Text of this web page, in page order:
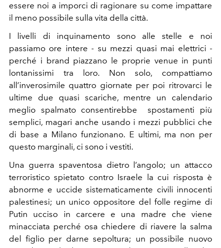
essere noi a imporci di ragionare su come impattare
il meno possibile sulla vita della città.
I livelli di inquinamento sono alle stelle e noi
passiamo ore intere - su mezzi quasi mai elettrici -
perché i brand piazzano le proprie venue in punti
lontanissimi tra loro. Non solo, compattiamo
all’inverosimile quattro giornate per poi ritrovarci le
ultime due quasi scariche, mentre un calendario
meglio spalmato consentirebbe spostamenti più
semplici, magari anche usando i mezzi pubblici che
di base a Milano funzionano. E ultimi, ma non per
questo marginali, ci sono i vestiti.
Una guerra spaventosa dietro l’angolo; un attacco
terroristico spietato contro Israele la cui risposta è
abnorme e uccide sistematicamente civili innocenti
palestinesi; un unico oppositore del folle regime di
Putin ucciso in carcere e una madre che viene
minacciata perché osa chiedere di riavere la salma
del figlio per darne sepoltura; un possibile nuovo